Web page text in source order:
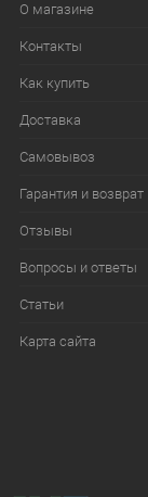
О магазине
Контакты
Как купить
Доставка
Самовывоз
Гарантия и возврат
Отзывы
Вопросы и ответы
Статьи
Карта сайта